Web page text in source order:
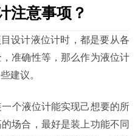
注意事项？
计液位计时，都是要从各
准确性等，那么作为液位计
建议。
液位计能实现己想要的所
场合，最好是装上功能不同